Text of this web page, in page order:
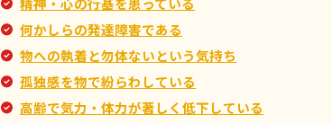
何かしらの発達障害である
物への執着と勿体ないという気持ち
孤独感を物で紛らわしている
高齢で気力・体力が著しく低下している